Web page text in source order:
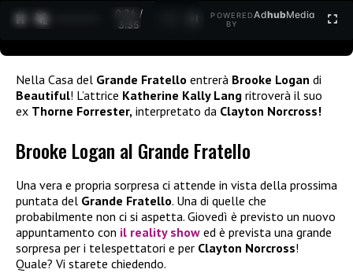
0:27 /
3:35
POWERED
BY
AdhubMedia
Nella Casa del Grande Fratello entrerà Brooke Logan di
Beautiful! L’attrice Katherine Kally Lang ritroverà il suo
ex Thorne Forrester, interpretato da Clayton Norcross!
Brooke Logan al Grande Fratello
Una vera e propria sorpresa ci attende in vista della prossima
puntata del Grande Fratello. Una di quelle che
probabilmente non ci si aspetta. Giovedì è previsto un nuovo
appuntamento con il reality show ed è prevista una grande
sorpresa per i telespettatori e per Clayton Norcross!
Quale? Vi starete chiedendo.